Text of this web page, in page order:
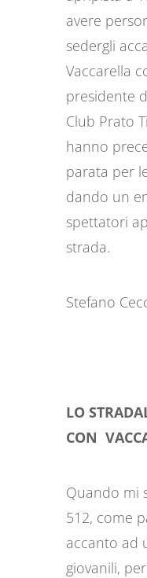
avere
sedergli
Vaccarella
presidente
Club Prato
hanno
parata per
dando un
spettatori
strada.
Stefano
LO
CON
Quando mi
512, come
accanto ad
giovanili,